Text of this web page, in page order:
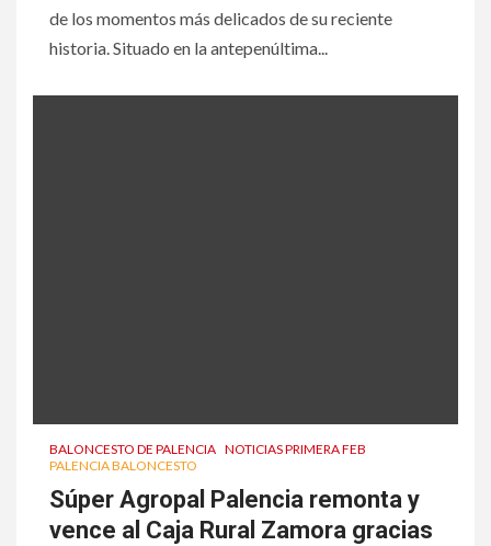
de los momentos más delicados de su reciente
historia. Situado en la antepenúltima...
BALONCESTO DE PALENCIA NOTICIAS PRIMERA FEB
PALENCIA BALONCESTO
Súper Agropal Palencia remonta y
vence al Caja Rural Zamora gracias